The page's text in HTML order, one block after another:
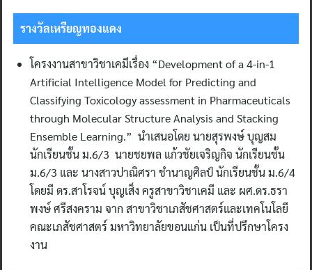
รางวัลเหรียญทองแดง
โครงงานสาขาวิชาเคมีเรื่อง “Development of a 4-in-1
Artificial Intelligence Model for Predicting and
Classifying Toxicology assessment in Pharmaceuticals
through Molecular Structure Analysis and Stacking
Ensemble Learning.” นำเสนอโดย นายสุรพงษ์ บุญสม
นักเรียนชั้น ม.6/3 นายชยพล แก้วชัยเจริญกิจ นักเรียนชั้น
ม.6/3 และ นางสาวปาณิศรา ชำนาญศิลป์ นักเรียนชั้น ม.6/4
โดยมี ดร.สาโรจน์ บุญเส็ง ครูสาขาวิชาเคมี และ ผศ.ดร.ธรา
พงษ์ ศรีสงคราม จาก สาขาวิชาเภสัชศาสตร์และเทคโนโลยี
คณะเภสัชศาสตร์ มหาวิทยาลัยขอนแก่น เป็นที่ปรึกษาโครง
งาน